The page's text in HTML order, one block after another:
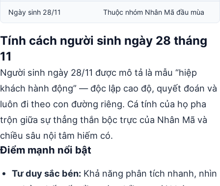
Ngày sinh 28/11 Thuộc nhóm Nhân Mã đầu mùa
Tính cách người sinh ngày 28 tháng
11
Người sinh ngày 28/11 được mô tả là mẫu “hiệp
khách hành động” — độc lập cao độ, quyết đoán và
luôn đi theo con đường riêng. Cá tính của họ pha
trộn giữa sự thẳng thắn bộc trực của Nhân Mã và
chiều sâu nội tâm hiếm có.
Điểm mạnh nổi bật
Tư duy sắc bén: Khả năng phân tích nhanh, nhìn